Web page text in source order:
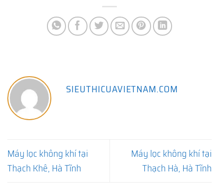
SIEUTHICUAVIETNAM.COM
Máy lọc không khí tại
Thạch Khê, Hà Tĩnh
Máy lọc không khí tại
Thạch Hà, Hà Tĩnh